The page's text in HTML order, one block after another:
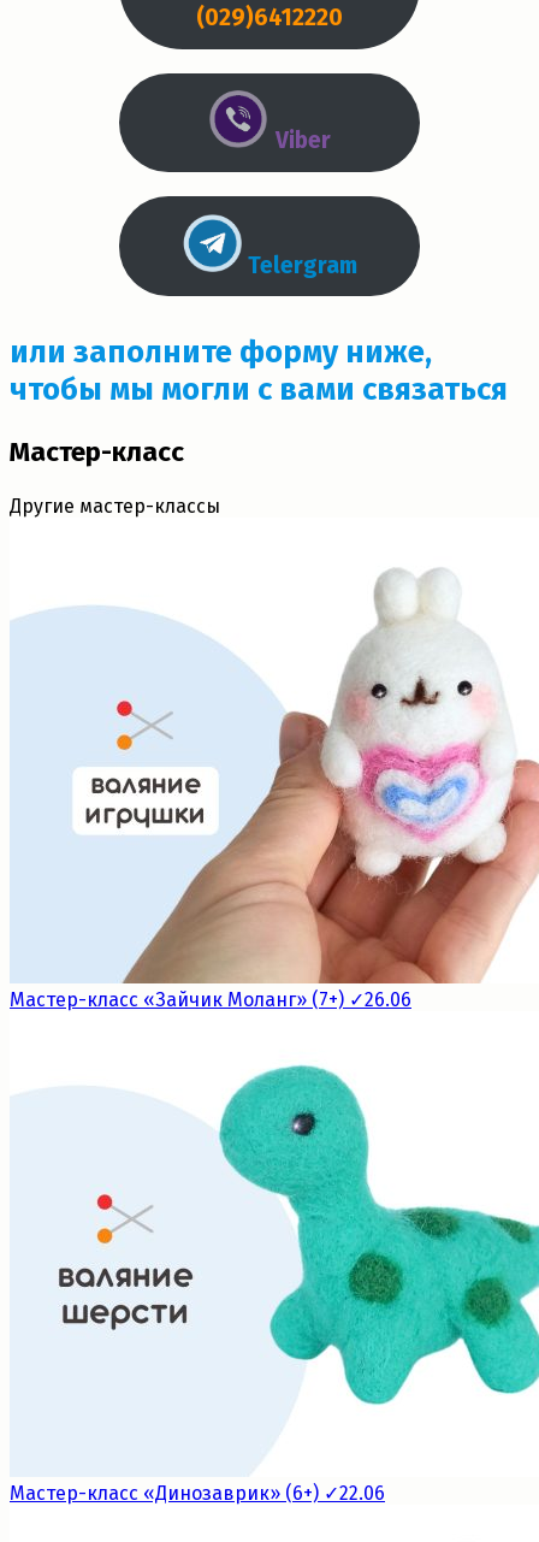
(029)6412220
Viber
Telergram
или заполните форму ниже,
чтобы мы могли с вами связаться
Мастер-класс
Другие мастер-классы
Мастер-класс «Зайчик Моланг» (7+) ✓26.06
Мастер-класс «Динозаврик» (6+) ✓22.06